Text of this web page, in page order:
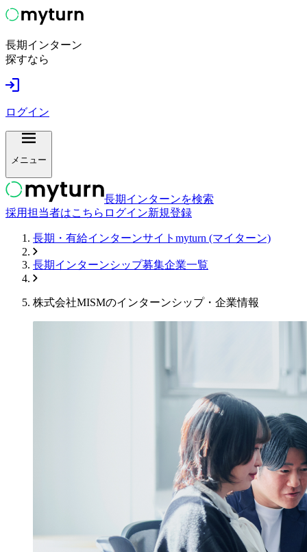
長期インターン
探すなら
ログイン
メニュー
長期インターンを検索
採用担当者はこちら ログイン新規登録
長期・有給インターンサイトmyturn (マイターン)
長期インターンシップ募集企業一覧
株式会社MISMのインターンシップ・企業情報